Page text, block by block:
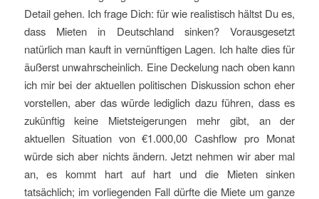
Detail gehen. Ich frage Dich: für wie realistisch hältst Du es,
dass Mieten in Deutschland sinken? Vorausgesetzt
natürlich man kauft in vernünftigen Lagen. Ich halte dies für
äußerst unwahrscheinlich. Eine Deckelung nach oben kann
ich mir bei der aktuellen politischen Diskussion schon eher
vorstellen, aber das würde lediglich dazu führen, dass es
zukünftig keine Mietsteigerungen mehr gibt, an der
aktuellen Situation von €1.000,00 Cashflow pro Monat
würde sich aber nichts ändern. Jetzt nehmen wir aber mal
an, es kommt hart auf hart und die Mieten sinken
tatsächlich; im vorliegenden Fall dürfte die Miete um ganze